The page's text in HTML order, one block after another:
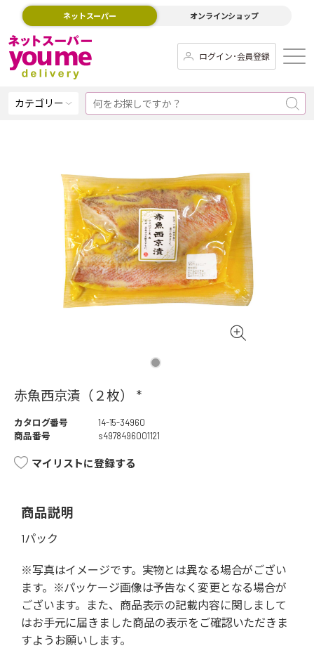
ネットスーパー オンラインショップ
ログイン･会員登録
カテゴリー
赤魚西京漬（２枚） *
カタログ番号
14-15-34960
商品番号
s4978496001121
マイリストに登録する
商品説明
1パック
※写真はイメージです。実物とは異なる場合がござい
ます。※パッケージ画像は予告なく変更となる場合が
ございます。また、商品表示の記載内容に関しまして
はお手元に届きました商品の表示をご確認いただきま
すようお願いします。